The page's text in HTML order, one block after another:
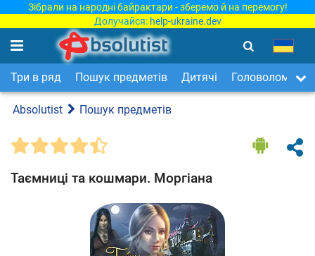
Зібрали на народні байрактари - зберемо й на перемогу!
Долучайся: help-ukraine.dev
Три в ряд Пошук предметів Дитячі Головоломки
Absolutist Пошук предметів
Таємниці та кошмари. Моргіана